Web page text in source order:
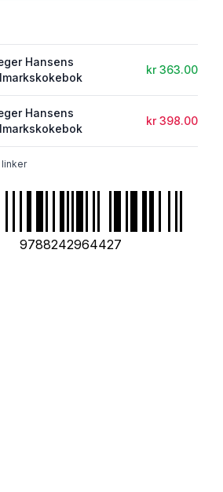
Hansens
kr 363.00
Hansens
kr 398.00
9788242964427